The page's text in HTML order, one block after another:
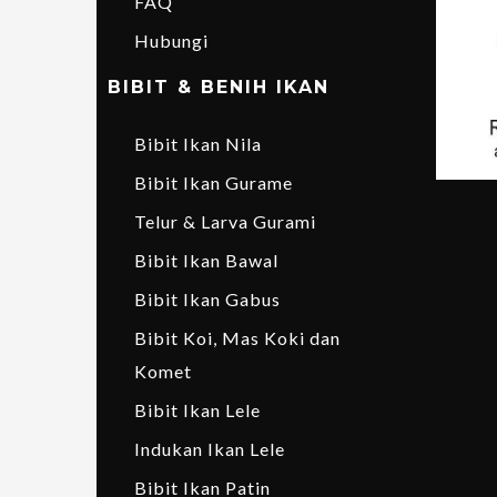
Hubungi
BIBIT & BENIH IKAN
Bibit Ikan Nila
Bibit Ikan Gurame
Telur & Larva Gurami
Bibit Ikan Bawal
Bibit Ikan Gabus
Bibit Koi, Mas Koki dan
Komet
Bibit Ikan Lele
Indukan Ikan Lele
Bibit Ikan Patin